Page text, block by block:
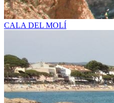
CALA DEL MOLÍ